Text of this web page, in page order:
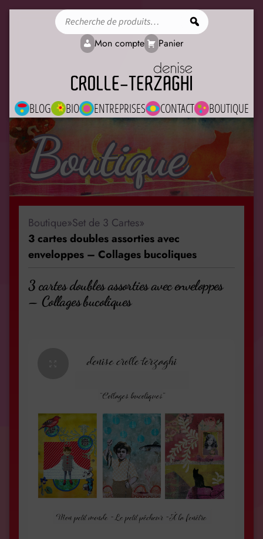
BLOG BIO ENTREPRISES CONTACT BOUTIQUE
Mon compte Panier
Boutique
Boutique»Set de 3 Cartes»
3 cartes doubles assorties avec
enveloppes – Collages bucoliques
3 cartes doubles assorties avec enveloppes
– Collages bucoliques